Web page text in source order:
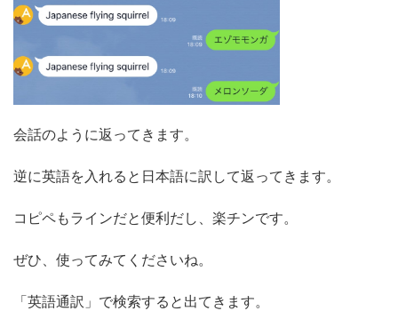
会話のように返ってきます。
逆に英語を入れると日本語に訳して返ってきます。
コピペもラインだと便利だし、楽チンです。
ぜひ、使ってみてくださいね。
「英語通訳」で検索すると出てきます。